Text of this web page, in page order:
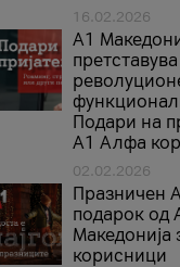
16.02.2026
А1
претставува
Подари на
А1 Алфа
02.02.2026
Празничен
подарок од
Македонија
корисници